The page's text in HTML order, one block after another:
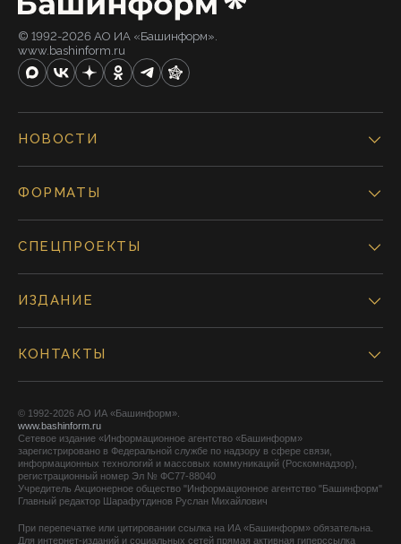
© 1992-2026 АО ИА «Башинформ».
www.bashinform.ru
НОВОСТИ
ФОРМАТЫ
СПЕЦПРОЕКТЫ
ИЗДАНИЕ
КОНТАКТЫ
© 1992-2026 АО ИА «Башинформ».
www.bashinform.ru
Сетевое издание «Информационное агентство «Башинформ»
зарегистрировано в Федеральной службе по надзору в сфере связи,
информационных технологий и массовых коммуникаций (Роскомнадзор),
регистрационный номер Эл № ФС77-88040
Учредитель Акционерное общество "Информационное агентство "Башинформ"
Главный редактор Шарафутдинов Руслан Михайлович
При перепечатке или цитировании ссылка на ИА «Башинформ» обязательна.
Для интернет-изданий и социальных сетей прямая активная гиперссылка